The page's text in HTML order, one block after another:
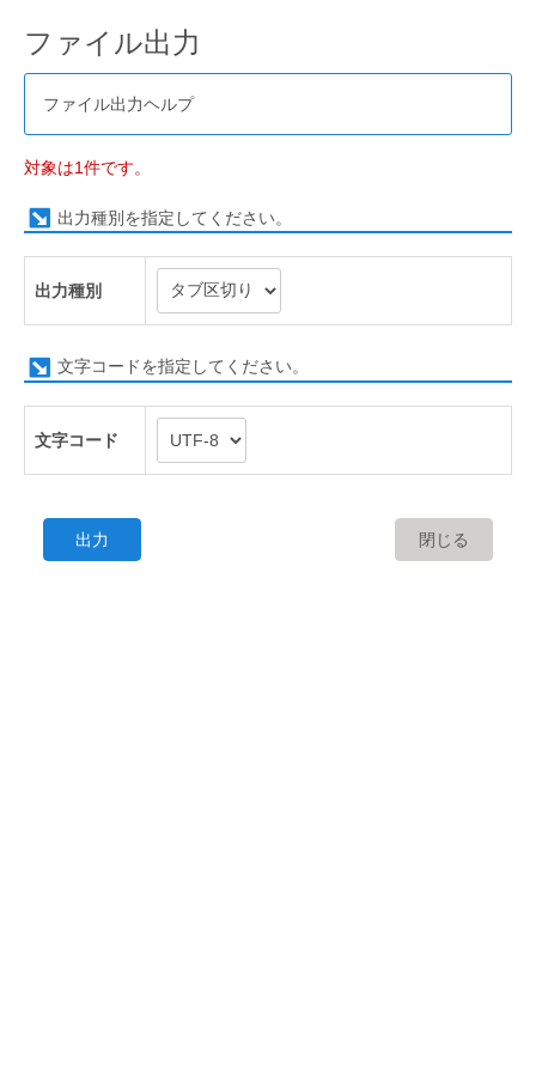
ファイル出力
ファイル出力ヘルプ
対象は1件です。
出力種別を指定してください。
出力種別
文字コードを指定してください。
文字コード